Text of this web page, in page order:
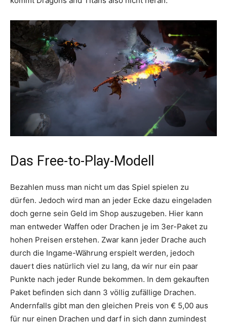
Das Free-to-Play-Modell
Bezahlen muss man nicht um das Spiel spielen zu
dürfen. Jedoch wird man an jeder Ecke dazu eingeladen
doch gerne sein Geld im Shop auszugeben. Hier kann
man entweder Waffen oder Drachen je im 3er-Paket zu
hohen Preisen erstehen. Zwar kann jeder Drache auch
durch die Ingame-Währung erspielt werden, jedoch
dauert dies natürlich viel zu lang, da wir nur ein paar
Punkte nach jeder Runde bekommen. In dem gekauften
Paket befinden sich dann 3 völlig zufällige Drachen.
Andernfalls gibt man den gleichen Preis von € 5,00 aus
für nur einen Drachen und darf in sich dann zumindest